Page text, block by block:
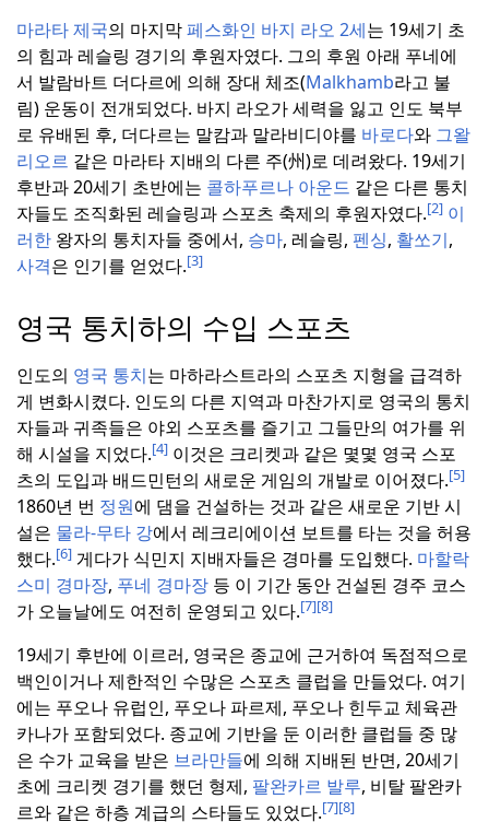
마라타 제국의 마지막페스화인 바지 라오 2세는 19세기 초
의 힘과 레슬링 경기의 후원자였다. 그의 후원 아래 푸네에
서 발람바트 더다르에 의해 장대 체조(Malkhamb라고 불
림) 운동이 전개되었다. 바지 라오가 세력을 잃고 인도 북부
로 유배된 후, 더다르는 말캄과 말라비디야를 바로다와 그왈
리오르 같은 마라타 지배의 다른 주(州)로 데려왔다. 19세기
후반과 20세기 초반에는 콜하푸르나 아운드 같은 다른 통치
자들도 조직화된 레슬링과 스포츠 축제의 후원자였다.[2] 이
러한 왕자의 통치자들 중에서, 승마, 레슬링, 펜싱, 활쏘기,
사격은 인기를 얻었다.[3]
영국 통치하의 수입 스포츠
인도의 영국 통치는 마하라스트라의 스포츠 지형을 급격하
게 변화시켰다. 인도의 다른 지역과 마찬가지로 영국의 통치
자들과 귀족들은 야외 스포츠를 즐기고 그들만의 여가를 위
해 시설을 지었다.[4] 이것은 크리켓과 같은 몇몇 영국 스포
츠의 도입과 배드민턴의 새로운 게임의 개발로 이어졌다.[5]
1860년 번 정원에 댐을 건설하는 것과 같은 새로운 기반 시
설은 물라-무타 강에서 레크리에이션 보트를 타는 것을 허용
했다.[6] 게다가 식민지 지배자들은 경마를 도입했다. 마할락
스미 경마장, 푸네 경마장 등 이 기간 동안 건설된 경주 코스
가 오늘날에도 여전히 운영되고 있다.[7][8]
19세기 후반에 이르러, 영국은 종교에 근거하여 독점적으로
백인이거나 제한적인 수많은 스포츠 클럽을 만들었다. 여기
에는 푸오나 유럽인, 푸오나 파르제, 푸오나 힌두교 체육관
카나가 포함되었다. 종교에 기반을 둔 이러한 클럽들 중 많
은 수가 교육을 받은 브라만들에 의해 지배된 반면, 20세기
초에 크리켓 경기를 했던 형제, 팔완카르 발루, 비탈 팔완카
르와 같은 하층 계급의 스타들도 있었다.[7][8]